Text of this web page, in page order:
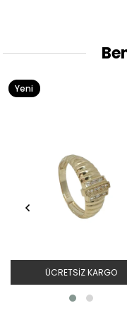
ÜCRETSIZ KARGO
Yeni